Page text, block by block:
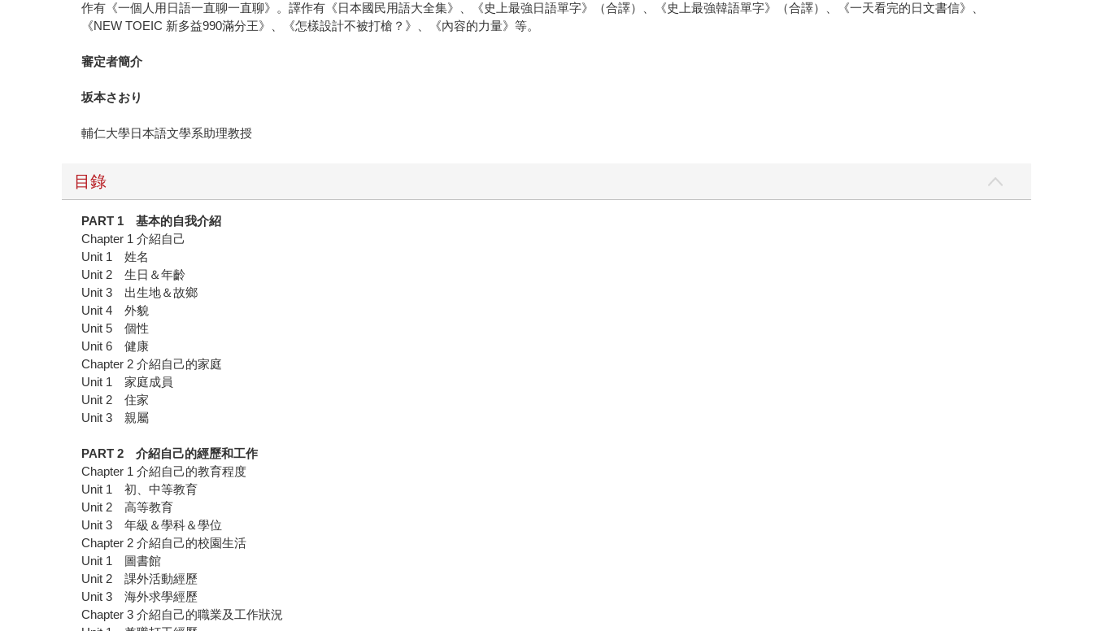
作有《一個人用日語一直聊一直聊》。譯作有《日本國民用語大全集》、《史上最強日語單字》（合譯）、《史上最強韓語單字》（合譯）、《一天看完的日文書信》、
《NEW TOEIC 新多益990滿分王》、《怎樣設計不被打槍？》、《內容的力量》等。
審定者簡介
坂本さおり
輔仁大學日本語文學系助理教授
目錄
PART 1 基本的自我介紹
Chapter 1 介紹自己
Unit 1 姓名
Unit 2 生日＆年齡
Unit 3 出生地＆故鄉
Unit 4 外貌
Unit 5 個性
Unit 6 健康
Chapter 2 介紹自己的家庭
Unit 1 家庭成員
Unit 2 住家
Unit 3 親屬
PART 2 介紹自己的經歷和工作
Chapter 1 介紹自己的教育程度
Unit 1 初、中等教育
Unit 2 高等教育
Unit 3 年級＆學科＆學位
Chapter 2 介紹自己的校園生活
Unit 1 圖書館
Unit 2 課外活動經歷
Unit 3 海外求學經歷
Chapter 3 介紹自己的職業及工作狀況